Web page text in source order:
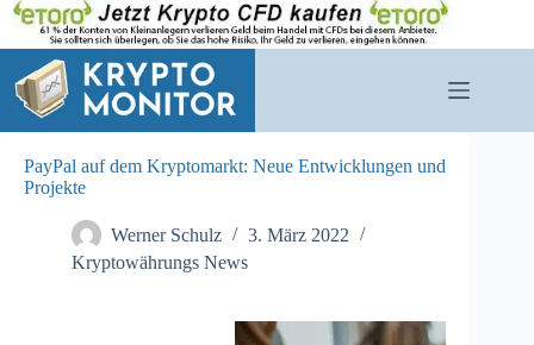
Zum
Inhalt
springen
PayPal auf dem Kryptomarkt: Neue Entwicklungen und
Projekte
Werner Schulz
3. März 2022
Kryptowährungs News